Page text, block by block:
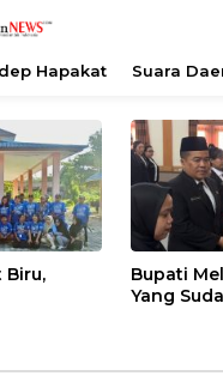
Hapakat Suara
Biru,
Bupati
Yang